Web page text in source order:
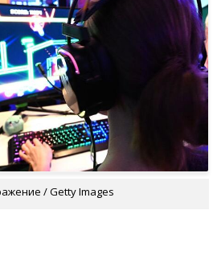
/ Getty Images